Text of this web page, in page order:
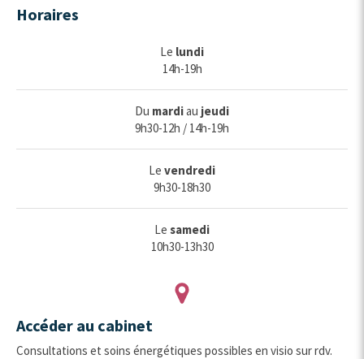
Horaires
Le lundi
14h-19h
Du mardiau jeudi
9h30-12h / 14h-19h
Le vendredi
9h30-18h30
Le samedi
10h30-13h30
Accéder au cabinet
Consultations et soins énergétiques possibles en visio sur rdv.